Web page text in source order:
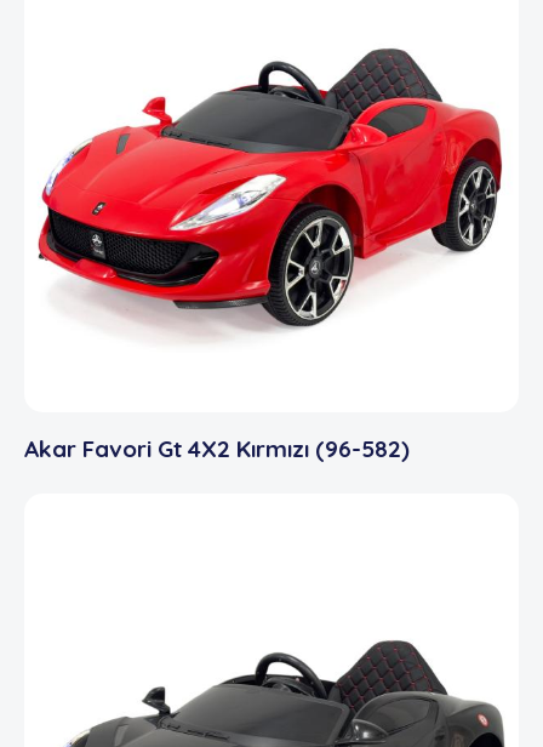
Akar Favori Gt 4X2 Kırmızı (96-582)